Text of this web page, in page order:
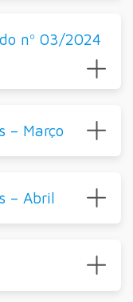
nº 03/2024
– Março
– Abril